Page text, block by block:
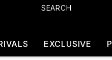
SEARCH
EXCLUSIVE